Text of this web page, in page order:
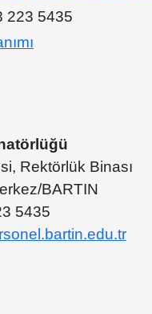
223 5435
Rektörlük Binası
BARTIN
5435